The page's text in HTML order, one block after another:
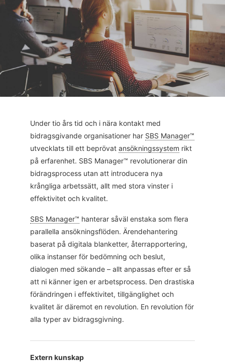
Under tio års tid och i nära kontakt med
bidragsgivande organisationer har SBS Manager™
utvecklats till ett beprövat ansökningssystem rikt
på erfarenhet. SBS Manager™ revolutionerar din
bidragsprocess utan att introducera nya
krångliga arbetssätt, allt med stora vinster i
effektivitet och kvalitet.
SBS Manager™ hanterar såväl enstaka som flera
parallella ansökningsflöden. Ärendehantering
baserat på digitala blanketter, återrapportering,
olika instanser för bedömning och beslut,
dialogen med sökande – allt anpassas efter er så
att ni känner igen er arbetsprocess. Den drastiska
förändringen i effektivitet, tillgänglighet och
kvalitet är däremot en revolution. En revolution för
alla typer av bidragsgivning.
Extern kunskap